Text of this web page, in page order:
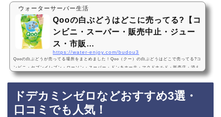
ウォーターサーバー生活
Qooの白ぶどうはどこに売ってる?【コ
ンビニ・スーパー・販売中止・ジュー
ス・市販…
https://water-enjoy.com/budou3
Qooの白ぶどうが売ってる場所をまとめました！Qoo（クー）の白ぶどうはどこで売ってる?コ
ンビニ・セブンイレブン・ローソン・スーパー・ドンキホーテ・マクドナルド・販売店・消え
た？どこで買える?通販・Amazon・楽天・販売中止?売ってない?2024年2月12日から復活販
ンなどのコンビニ、スーパー、ドンキホーテに売っています！店舗によっては売ってない店も
あるので、Amazonや楽天でもQoo（クー）の白ぶどうがお得に買えておすすめです！Qooの
ドデカミンゼロなどおすすめ3選・
口コミでも人気！